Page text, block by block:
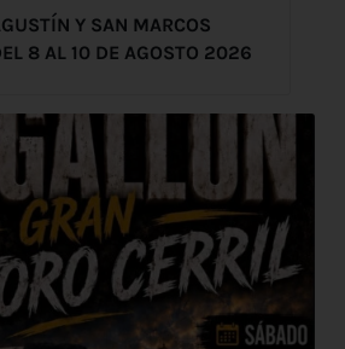
Y SAN MARCOS
8 AL 10 DE AGOSTO 2026